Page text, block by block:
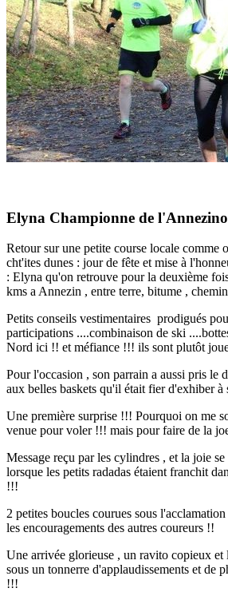
Elyna Championne de
Retour sur une petite course locale comme
cht'ites dunes : jour de fête et mise à
: Elyna qu'on retrouve pour la deuxième
kms a Annezin , entre terre, bitume ,
Petits conseils vestimentaires prodigués
participations ....combinaison de ski
Nord ici !! et méfiance !!! ils sont plutôt
Pour l'occasion , son parrain a aussi pris le
aux belles baskets qu'il était fier d'exhiber à
Une première surprise !!! Pourquoi on me
venue pour voler !!! mais pour faire de la
Message reçu par les cylindres , et la joie
lorsque les petits radadas étaient franchit
!!!
2 petites boucles courues sous
les encouragements des autres coureurs !!
Une arrivée glorieuse , un ravito copieux et
sous un tonnerre d'applaudissements et de
!!!